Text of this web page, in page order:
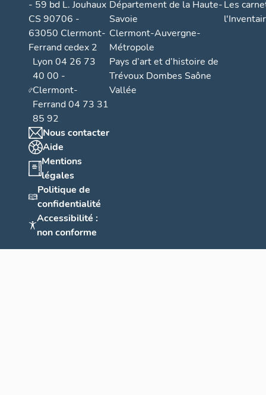
- 59 bd L. Jouhaux
CS 90706 -
63050 Clermont-
Ferrand cedex 2
Lyon 04 26 73
40 00 -
Clermont-
Ferrand 04 73 31
85 92
Nous contacter
Aide
Mentions
légales
Politique de
confidentialité
Accessibilité :
non conforme
Département de la Haute-
Savoie
Clermont-Auvergne-
Métropole
Pays d’art et d’histoire de
Trévoux Dombes Saône
Vallée
Les